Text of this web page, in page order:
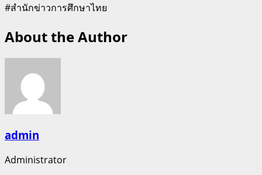
#สำนักข่าวการศึกษาไทย
About the Author
admin
Administrator